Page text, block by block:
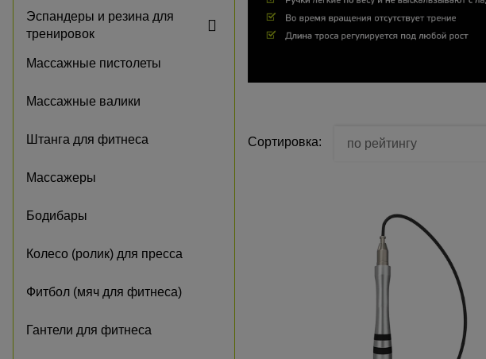
Эспандеры и резина для
тренировок
Массажные пистолеты
Массажные валики
Штанга для фитнеса
Массажеры
Бодибары
Колесо (ролик) для пресса
Фитбол (мяч для фитнеса)
Гантели для фитнеса
Сортировка: по рейтингу
от дешевых к дорогим
от дорогих к дешевым
по наличию